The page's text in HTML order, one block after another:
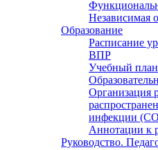
Независимая
Образование
Расписание
ВПР
Учебный
Организация
инфекции
Аннотации к
Руководство.